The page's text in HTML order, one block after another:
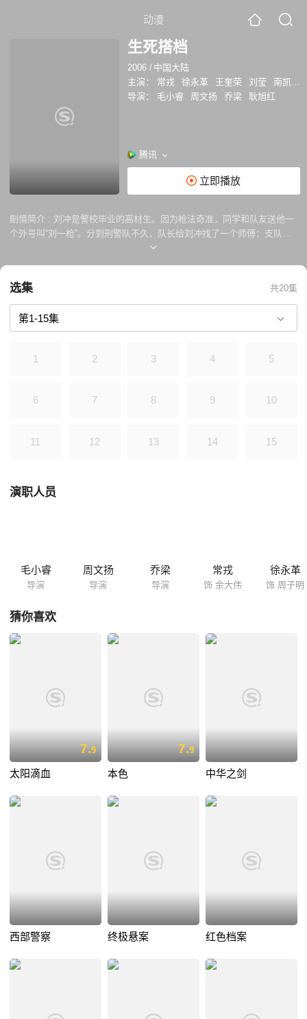
动漫
生死搭档
2006 / 中国大陆
主演：
常戎 徐永革 王奎荣 刘莹 南凯
导演：
毛小睿 周文扬 乔梁 耿旭红
腾讯
立即播放
剧情简介 : 刘冲是警校毕业的高材生。因为枪法奇准，同学和队友送他一
个外号叫“刘一枪”。分到刑警队不久，队长给刘冲找了一个师傅：支队副
队长马关。 人到中年的马关从警已近二十个年头。最近几年来，马关
为承受不起长期的担惊受怕而提出分手，以至于马关人到中年了还光棍一
根。可真下了决心，等到跟队长提出来时，马关又开不了那个口。 此
时，一系列离奇的谋杀案接踵而来，死者都是向警方提供过黄克强线索的
人。大案当前，刘冲又回到马关身边。经过马关和刘冲的仔细勘察分析，
本市已经十年有余，这次回来很可能就是冲着弟弟的事而来的。还没来得
表现出极度的茫然。关键时刻，是马关支撑起刘冲活下去的信心，并一步
选集 共20集
1 2 3 4 5
6 7 8 9 10
11 12 13 14 15
演职人员
毛小睿
导演
周文扬
导演
乔梁
导演
常戎
饰 余大伟
徐永革
饰 周子明
猜你喜欢
7.9
太阳滴血
7.9
本色 中华之剑
西部警察 终极悬案 红色档案